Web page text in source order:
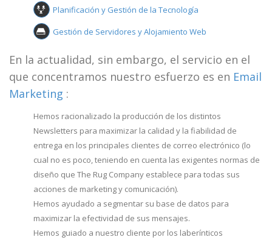
Planificación y Gestión de la Tecnología
Gestión de Servidores y Alojamiento Web
En la actualidad, sin embargo, el servicio en el
que concentramos nuestro esfuerzo es en Email
Marketing :
Hemos racionalizado la producción de los distintos
Newsletters para maximizar la calidad y la fiabilidad de
entrega en los principales clientes de correo electrónico (lo
cual no es poco, teniendo en cuenta las exigentes normas de
diseño que The Rug Company establece para todas sus
acciones de marketing y comunicación).
Hemos ayudado a segmentar su base de datos para
maximizar la efectividad de sus mensajes.
Hemos guiado a nuestro cliente por los laberínticos